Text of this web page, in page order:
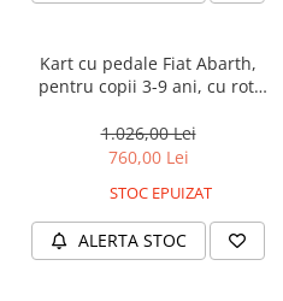
Kart cu pedale Fiat Abarth,
pentru copii 3-9 ani, cu roti
alba
1.026,00 Lei
760,00 Lei
STOC EPUIZAT
ALERTA STOC